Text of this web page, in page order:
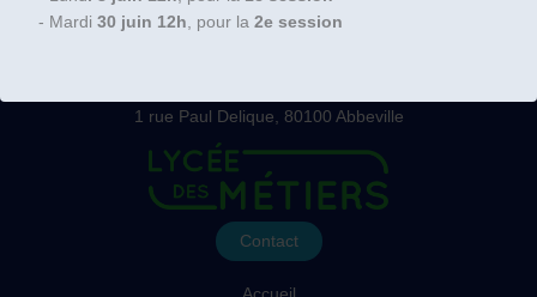
- Mardi 30 juin 12h , pour la 2e session
1 rue Paul Delique, 80100 Abbeville
Contact